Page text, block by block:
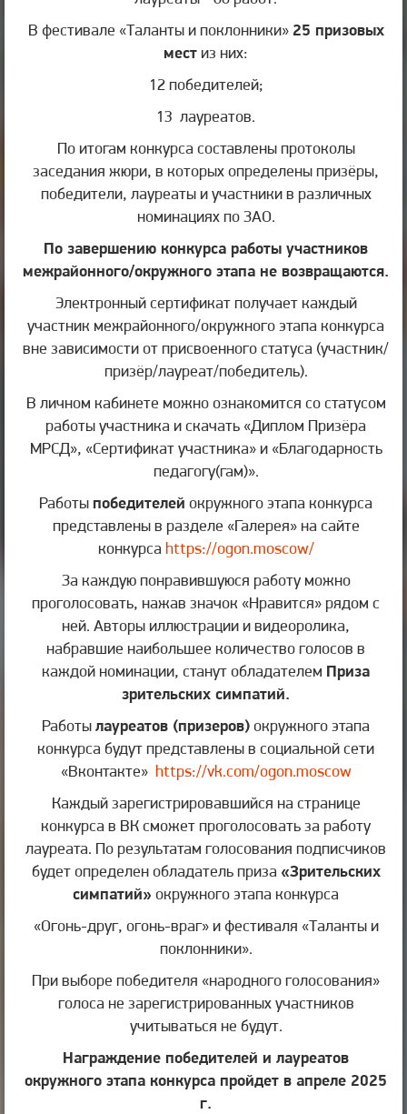
В фестивале «Таланты и поклонники» 25 призовых
мест из них:
12 победителей;
13 лауреатов.
По итогам конкурса составлены протоколы
заседания жюри, в которых определены призёры,
победители, лауреаты и участники в различных
номинациях по ЗАО.
По завершению конкурса работы участников
межрайонного/окружного этапа не возвращаются.
Электронный сертификат получает каждый
участник межрайонного/окружного этапа конкурса
вне зависимости от присвоенного статуса (участник/
призёр/лауреат/победитель).
В личном кабинете можно ознакомится со статусом
работы участника и скачать «Диплом Призёра
МРСД», «Сертификат участника» и «Благодарность
педагогу(гам)».
Работы победителей окружного этапа конкурса
представлены в разделе «Галерея» на сайте
конкурса https://ogon.moscow/
За каждую понравившуюся работу можно
проголосовать, нажав значок «Нравится» рядом с
ней. Авторы иллюстрации и видеоролика,
набравшие наибольшее количество голосов в
каждой номинации, станут обладателем Приза
зрительских симпатий.
Работылауреатов (призеров)окружного этапа
конкурса будут представлены в социальной сети
«Вконтакте» https://vk.com/ogon.moscow
Каждый зарегистрировавшийся на странице
конкурса в ВК сможет проголосовать за работу
лауреата. По результатам голосования подписчиков
будет определен обладатель приза «Зрительских
симпатий» окружного этапа конкурса
«Огонь-друг, огонь-враг» и фестиваля «Таланты и
поклонники».
При выборе победителя «народного голосования»
голоса не зарегистрированных участников
учитываться не будут.
Награждение победителей и лауреатов
окружного этапа конкурса пройдет в апреле 2025
г.